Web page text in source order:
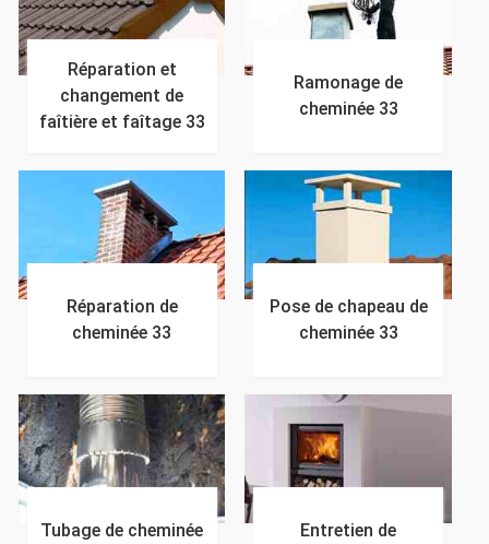
Réparation et
changement de
faîtière et faîtage 33
Ramonage de
cheminée 33
Réparation de
cheminée 33
Pose de chapeau de
cheminée 33
Tubage de cheminée
Entretien de